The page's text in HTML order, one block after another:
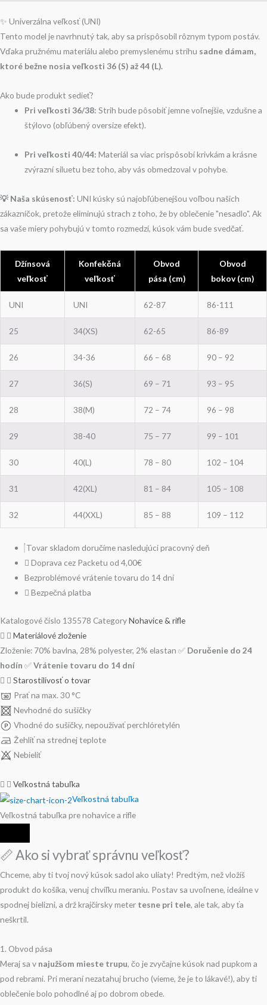
✨ Univerzálna veľkosť (UNI)
Tento model je navrhnutý tak, aby sa prispôsobil rôznym typom postáv.
Vďaka pružnému materiálu alebo premyslenému strihu sadne dámam,
ktoré bežne nosia veľkosti 36 (S) až 44 (L).
Ako bude produkt sedieť?
Pri veľkosti 36/38: Strih bude pôsobiť jemne voľnejšie, vzdušne a
štýlovo (obľúbený oversize efekt).
Pri veľkosti 40/44: Materiál sa viac prispôsobí krivkám a krásne
zvýrazní siluetu bez toho, aby vás obmedzoval v pohybe.
💡 Naša skúsenosť: UNI kúsky sú najobľúbenejšou voľbou našich
zákazníčok, pretože eliminujú strach z toho, že by oblečenie "nesadlo". Ak
sa vaše miery pohybujú v tomto rozmedzí, kúsok vám bude svedčať.
Džínsová
veľkosť
Konfekčná
veľkosť
Obvod
pása (cm)
Obvod
bokov (cm)
UNI UNI 62-87 86-111
25 34(XS) 62-65 86-89
26 34-36 66 – 68 90 – 92
27 36(S) 69 – 71 93 – 95
28 38(M) 72 – 74 96 – 98
29 38-40 75 – 77 99 – 101
30 40(L) 78 – 80 102 – 104
31 42(XL) 81 – 84 105 – 108
32 44(XXL) 85 – 88 109 – 112
Tovar skladom doručíme nasledujúci pracovný deň
Doprava cez Packetu od 4,00€
Bezproblémové vrátenie tovaru do 14 dní
Bezpečná platba
Katalogové číslo 135578 CategoryNohavice & rifle
Materiálové zloženie
Zloženie: 70% bavlna, 28% polyester, 2% elastan ✅ Doručenie do 24
hodín ✅Vrátenie tovaru do 14 dní
Starostilivosť o tovar
Prať na max. 30 °C
Nevhodné do sušičky
Vhodné do sušičky, nepoužívať perchlóretylén
Žehliť na strednej teplote
Nebieliť
Veľkostná tabuľka
Veľkostná tabuľka
Veľkostná tabuľka pre nohavice a rifle
📏 Ako si vybrať správnu veľkosť?
Chceme, aby ti tvoj nový kúsok sadol ako uliaty! Predtým, než vložíš
produkt do košíka, venuj chvíľku meraniu. Postav sa uvoľnene, ideálne v
spodnej bielizni, a drž krajčírsky meter tesne pri tele, ale tak, aby ťa
neškrtil.
1. Obvod pása
Meraj sa v najužšom mieste trupu, čo je zvyčajne kúsok nad pupkom a
pod rebrami. Pri meraní nezatahuj brucho (vieme, že je to lákavé!), aby ti
oblečenie bolo pohodlné aj po dobrom obede.